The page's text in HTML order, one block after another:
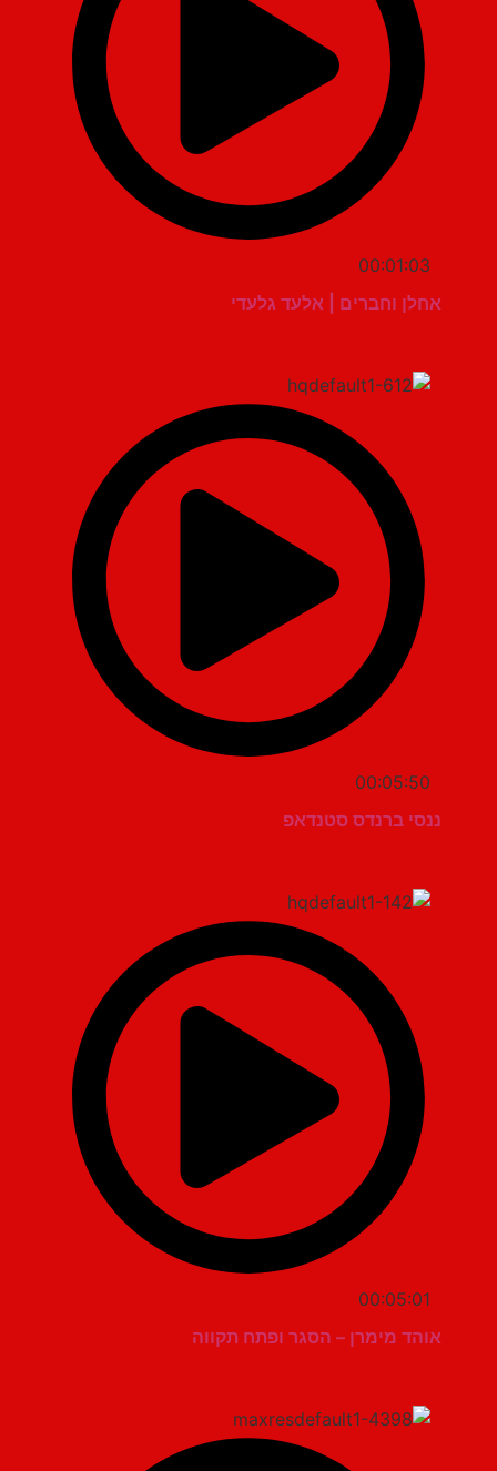
00:01:03
אחלן וחברים | אלעד גלעדי
00:05:50
ננסי ברנדס סטנדאפ
00:05:01
אוהד מימרן – הסגר ופתח תקווה